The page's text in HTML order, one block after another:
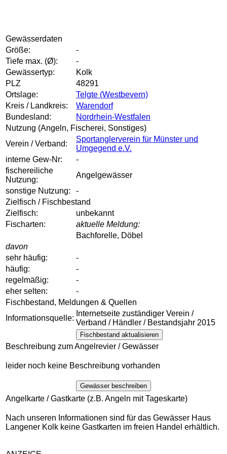
Gewässerdaten
Größe:
-
Tiefe max. (Ø):
-
Gewässertyp:
Kolk
PLZ
48291
Ortslage:
Telgte (Westbevern)
Kreis / Landkreis:
Warendorf
Bundesland:
Nordrhein-Westfalen
Nutzung (Angeln, Fischerei, Sonstiges)
Verein / Verband:
Sportanglerverein für Münster und
Umgegend e.V.
interne Gew-Nr:
-
fischereiliche
Nutzung:
Angelgewässer
sonstige Nutzung:
-
Zielfisch / Fischbestand
Zielfisch:
unbekannt
Fischarten:
aktuelle Meldung:
Bachforelle, Döbel
davon
sehr häufig:
-
häufig:
-
regelmäßig:
-
eher selten:
-
Fischbestand, Meldungen & Quellen
Informationsquelle:
Internetseite zuständiger Verein /
Verband / Händler / Bestandsjahr 2015
Fischbestand aktualisieren
Beschreibung zum Angelrevier / Gewässer
leider noch keine Beschreibung vorhanden
Gewässer beschreiben
Angelkarte / Gastkarte (z.B. Angeln mit Tageskarte)
Nach unseren Informationen sind für das Gewässer Haus
Langener Kolk keine Gastkarten im freien Handel erhältlich.